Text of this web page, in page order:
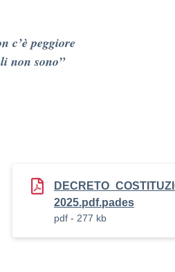
c’è peggiore
non sono”
2025.pdf.pades
pdf - 277 kb